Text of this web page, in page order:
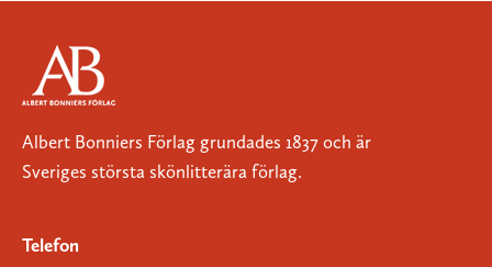
Albert Bonniers Förlag grundades 1837 och är
Sveriges största skönlitterära förlag.
Telefon